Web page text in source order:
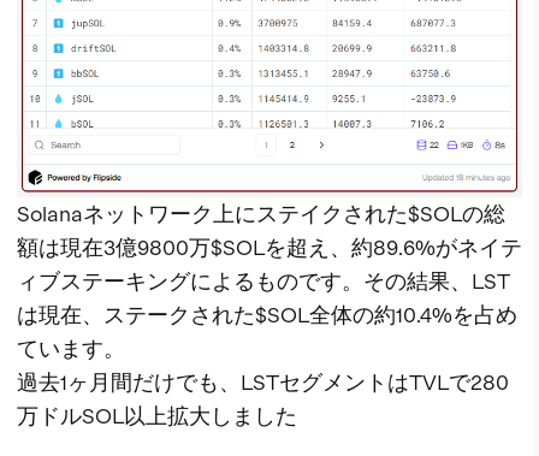
Solanaネットワーク上にステイクされた$SOLの総
額は現在3億9800万$SOLを超え、約89.6%がネイテ
ィブステーキングによるものです。その結果、LST
は現在、ステークされた$SOL全体の約10.4%を占め
ています。
過去1ヶ月間だけでも、LSTセグメントはTVLで280
万ドルSOL以上拡大しました